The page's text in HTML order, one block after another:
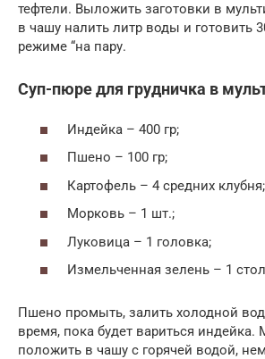
тефтели. Выложить заготовки в
в чашу налить литр воды и готовить
режиме “на пару.
Суп-пюре для грудничка в
Индейка – 400 гр;
Пшено – 100 гр;
Картофель – 4 средних клубня;
Морковь – 1 шт.;
Луковица – 1 головка;
Измельченная зелень – 1
Пшено промыть, залить холодной
время, пока будет вариться
положить в чашу с горячей водой,